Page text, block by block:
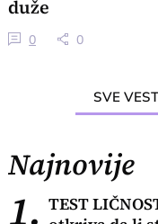
duže
0 0
SVE
Najnovije
1. TEST